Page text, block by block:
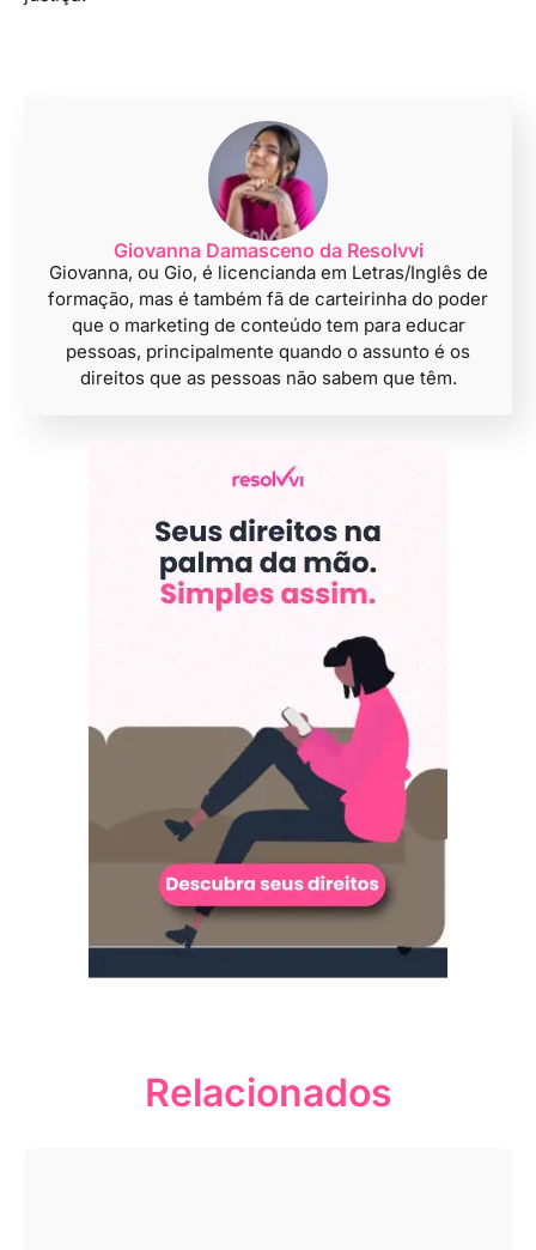
Giovanna Damasceno da Resolvvi
Giovanna, ou Gio, é licencianda em Letras/Inglês de
formação, mas é também fã de carteirinha do poder
que o marketing de conteúdo tem para educar
pessoas, principalmente quando o assunto é os
direitos que as pessoas não sabem que têm.
Relacionados